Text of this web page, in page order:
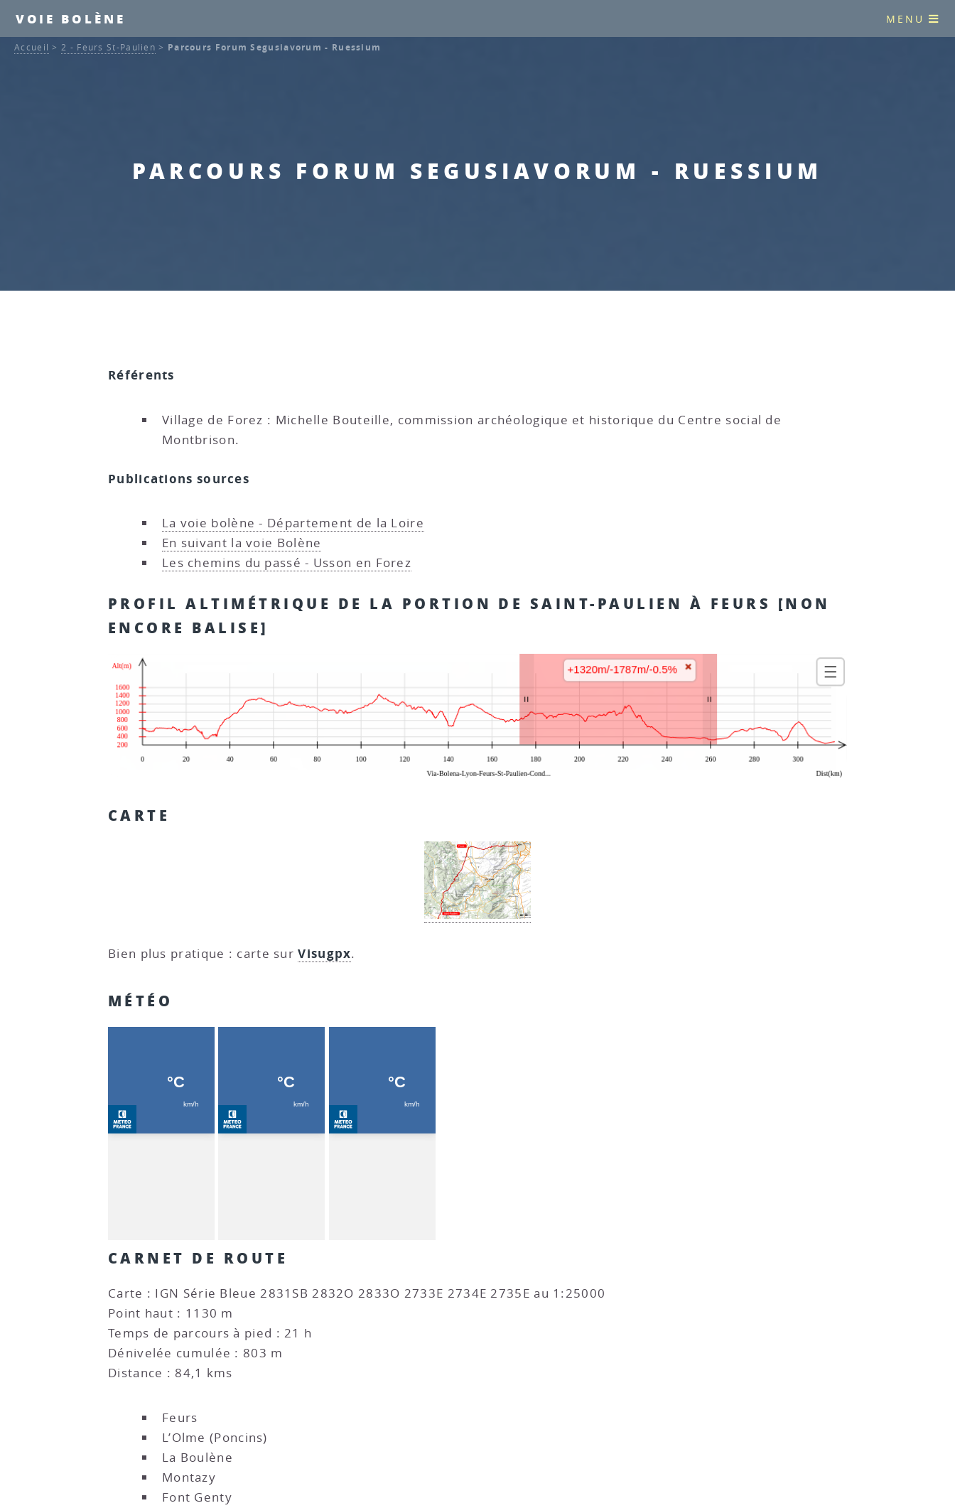
VOIE BOLÈNE MENU
PARCOURS FORUM SEGUSIAVORUM - RUESSIUM
Accueil >2 - Feurs St-Paulien > Parcours Forum Segusiavorum - Ruessium
Référents
Village de Forez : Michelle Bouteille, commission archéologique et historique du Centre social de
Montbrison.
Publications sources
La voie bolène - Département de la Loire
En suivant la voie Bolène
Les chemins du passé - Usson en Forez
PROFIL ALTIMÉTRIQUE DE LA PORTION DE SAINT-PAULIEN À FEURS [NON
ENCORE BALISE]
CARTE
Bien plus pratique : carte surVisugpx.
MÉTÉO
CARNET DE ROUTE
Carte : IGN Série Bleue 2831SB 2832O 2833O 2733E 2734E 2735E au 1:25000
Point haut : 1130 m
Temps de parcours à pied : 21 h
Dénivelée cumulée : 803 m
Distance : 84,1 kms
Feurs
L’Olme (Poncins)
La Boulène
Montazy
Font Genty